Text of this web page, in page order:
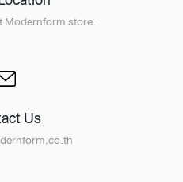
Modernform store.
Us